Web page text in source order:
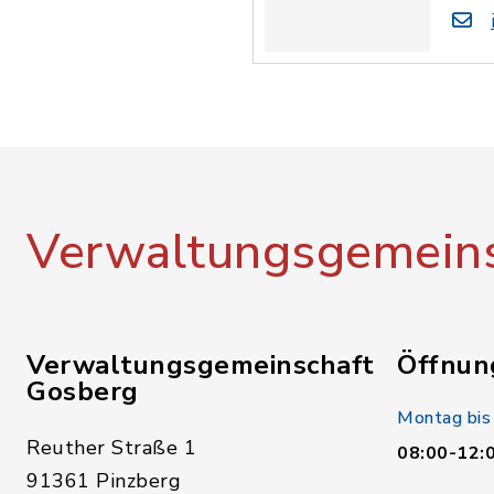
Verwaltungsgemeinschaft
Gosberg
Reuther Straße 1
91361 Pinzberg
Montag
08:00-